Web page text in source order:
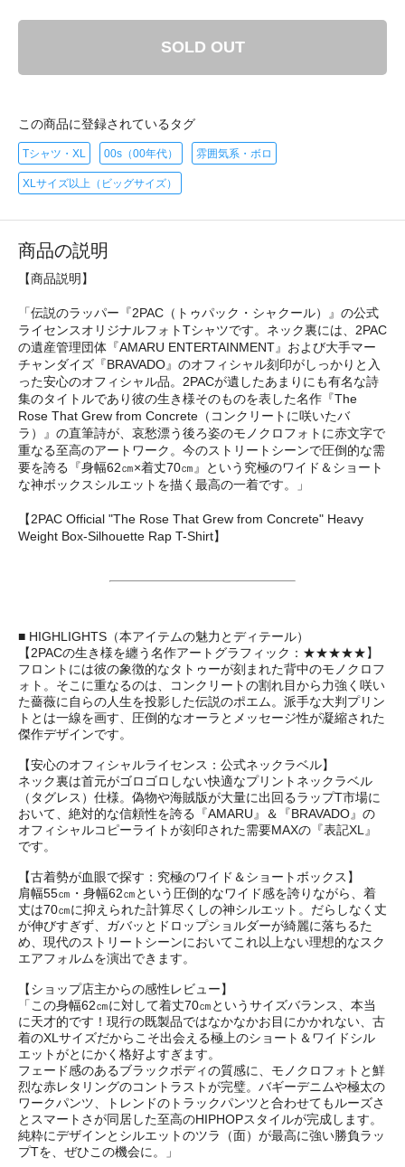
SOLD OUT
この商品に登録されているタグ
Tシャツ・XL 00s（00年代） 雰囲気系・ボロ
XLサイズ以上（ビッグサイズ）
商品の説明
【商品説明】
「伝説のラッパー『2PAC（トゥパック・シャクール）』の公式
ライセンスオリジナルフォトTシャツです。ネック裏には、2PAC
の遺産管理団体『AMARU ENTERTAINMENT』および大手マー
チャンダイズ『BRAVADO』のオフィシャル刻印がしっかりと入
った安心のオフィシャル品。2PACが遺したあまりにも有名な詩
集のタイトルであり彼の生き様そのものを表した名作『The
Rose That Grew from Concrete（コンクリートに咲いたバ
ラ）』の直筆詩が、哀愁漂う後ろ姿のモノクロフォトに赤文字で
重なる至高のアートワーク。今のストリートシーンで圧倒的な需
要を誇る『身幅62㎝×着丈70㎝』という究極のワイド＆ショート
な神ボックスシルエットを描く最高の一着です。」
【2PAC Official "The Rose That Grew from Concrete" Heavy
Weight Box-Silhouette Rap T-Shirt】
■ HIGHLIGHTS（本アイテムの魅力とディテール）
【2PACの生き様を纏う名作アートグラフィック：★★★★★】
フロントには彼の象徴的なタトゥーが刻まれた背中のモノクロフ
ォト。そこに重なるのは、コンクリートの割れ目から力強く咲い
た薔薇に自らの人生を投影した伝説のポエム。派手な大判プリン
トとは一線を画す、圧倒的なオーラとメッセージ性が凝縮された
傑作デザインです。
【安心のオフィシャルライセンス：公式ネックラベル】
ネック裏は首元がゴロゴロしない快適なプリントネックラベル
（タグレス）仕様。偽物や海賊版が大量に出回るラップT市場に
おいて、絶対的な信頼性を誇る『AMARU』＆『BRAVADO』の
オフィシャルコピーライトが刻印された需要MAXの『表記XL』
です。
【古着勢が血眼で探す：究極のワイド＆ショートボックス】
肩幅55㎝・身幅62㎝という圧倒的なワイド感を誇りながら、着
丈は70㎝に抑えられた計算尽くしの神シルエット。だらしなく丈
が伸びすぎず、ガバッとドロップショルダーが綺麗に落ちるた
め、現代のストリートシーンにおいてこれ以上ない理想的なスク
エアフォルムを演出できます。
【ショップ店主からの感性レビュー】
「この身幅62㎝に対して着丈70㎝というサイズバランス、本当
に天才的です！現行の既製品ではなかなかお目にかかれない、古
着のXLサイズだからこそ出会える極上のショート＆ワイドシル
エットがとにかく格好よすぎます。
フェード感のあるブラックボディの質感に、モノクロフォトと鮮
烈な赤レタリングのコントラストが完璧。バギーデニムや極太の
ワークパンツ、トレンドのトラックパンツと合わせてもルーズさ
とスマートさが同居した至高のHIPHOPスタイルが完成します。
純粋にデザインとシルエットのツラ（面）が最高に強い勝負ラッ
プTを、ぜひこの機会に。」